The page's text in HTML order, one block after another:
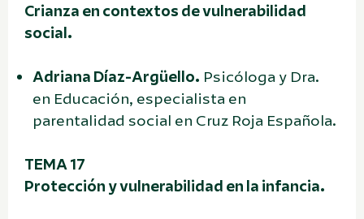
Crianza en contextos de vulnerabilidad
social.
Adriana Díaz-Argüello. Psicóloga y Dra.
en Educación, especialista en
parentalidad social en Cruz Roja Española.
TEMA 17
Protección y vulnerabilidad en la infancia.